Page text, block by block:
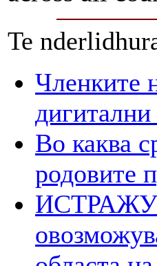
Te
Членките
Во каква
родовите